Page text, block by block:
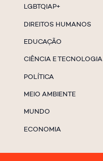
LGBTQIAP+
DIREITOS HUMANOS
EDUCAÇÃO
CIÊNCIA E TECNOLOGIA
POLÍTICA
MEIO AMBIENTE
MUNDO
ECONOMIA